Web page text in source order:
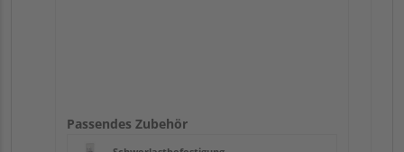
Passendes Zubehör